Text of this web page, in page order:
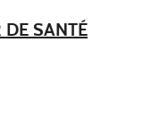
DE SANTÉ